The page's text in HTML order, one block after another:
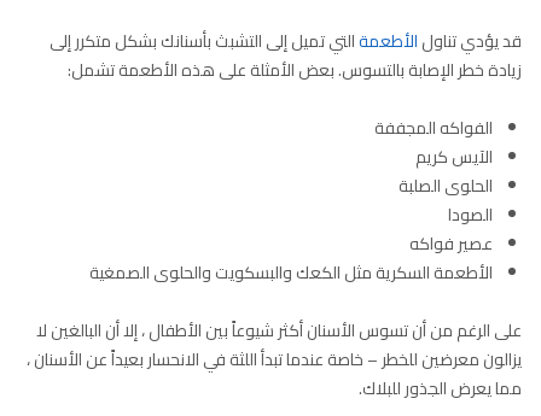
قد يؤدي تناولالأطعمةالتي تميل إلى التشبث بأسنانك بشكل متكرر إلى
زيادة خطر الإصابة بالتسوس. بعض الأمثلة على هذه الأطعمة تشمل:
الفواكه المجففة
الآيس كريم
الحلوى الصلبة
الصودا
عصير فواكه
الأطعمة السكرية مثل الكعك والبسكويت والحلوى الصمغية
على الرغم من أن تسوس الأسنان أكثر شيوعاً بين الأطفال ، إلا أن البالغين لا
يزالون معرضين للخطر – خاصة عندما تبدأ اللثة في الانحسار بعيداً عن الأسنان ،
مما يعرض الجذور للبلاك.